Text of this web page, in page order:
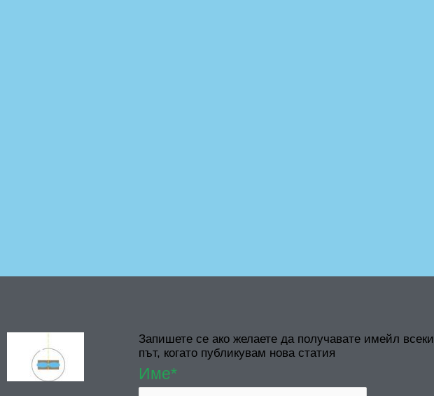
Запишете се ако желаете да получавате имейл всеки
път, когато публикувам нова статия
Име*